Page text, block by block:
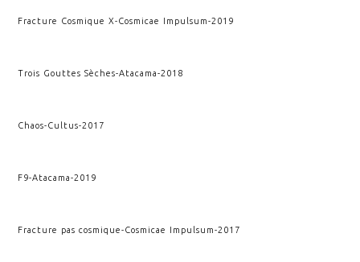
Fracture Cosmique X-Cosmicae Impulsum-2019
Trois Gouttes Sèches-Atacama-2018
Chaos-Cultus-2017
F9-Atacama-2019
Fracture pas cosmique-Cosmicae Impulsum-2017